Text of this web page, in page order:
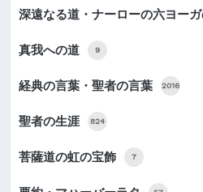
深遠なる道・ナーローの六ヨー
真我への道 9
経典の言葉・聖者の言葉 2016
聖者の生涯 824
菩薩道の虹の宝飾 7